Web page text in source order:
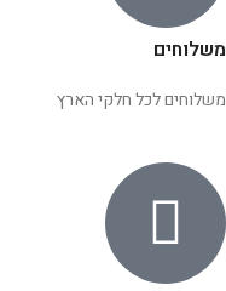
משלוחים
משלוחים לכל חלקי הארץ